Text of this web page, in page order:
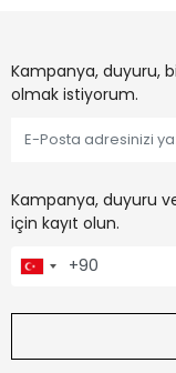
Kampanya, duyuru,
olmak istiyorum.
Kampanya, duyuru
için kayıt olun.